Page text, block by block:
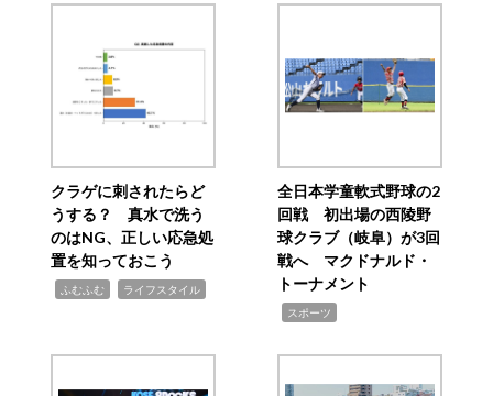
クラゲに刺されたらど
うする？ 真水で洗う
のはNG、正しい応急処
置を知っておこう
ふむふむ ライフスタイル
全日本学童軟式野球の2
回戦 初出場の西陵野
球クラブ（岐阜）が3回
戦へ マクドナルド・
トーナメント
スポーツ